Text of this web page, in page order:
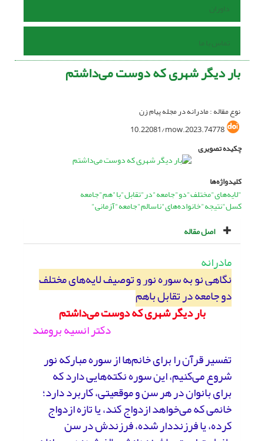
داوران
تماس با ما
بار دیگر شهری که دوست می‌داشتم
نوع مقاله : مادرانه در مجله پیام زن
10.22081/mow.2023.74778
چکیده تصویری
کلیدواژه‌ها
"لایه‌های"مختلف"دو"جامعه"در"تقابل"با"هم"جامعه
کسل"نتیجه"خانواده‌های"ناسالم"جامعه"آزمانی"
اصل مقاله
مادرانه
نگاهی نو به سوره نور و توصیف لایه‌های مختلف
دو جامعه در تقابل باهم
بار دیگر شهری که دوست می‌داشتم
دکتر انسیه برومند
تفسیر قرآن را برای خانم‌ها از سوره مبارکه نور
شروع می‌کنیم، این سوره نکته‌هایی دارد که
برای بانوان در هر سن و موقعیتی، کاربرد دارد؛
خانمی که می‌خواهد ازدواج کند، یا تازه ازدواج
کرده، یا فرزنددار شده، فرزندش در سن